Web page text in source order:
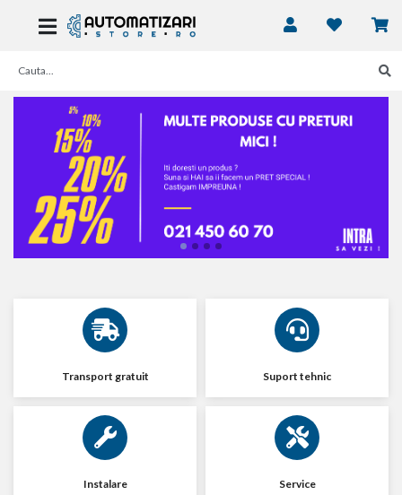
Transport gratuit Suport tehnic
Instalare Service